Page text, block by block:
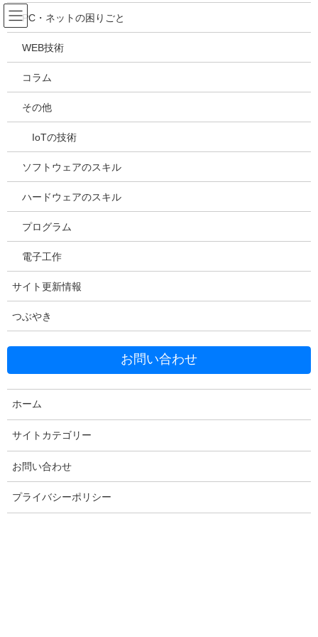
コ
ン
テ
ツ
ス
ッ
ナ
ビ
ゲ
シ
ン
移
吉川万能ＩＴ研究所
メディア
HOME
2019年5月16日
20190516203840
Facebook
Copy
コメントを残す
PC・ネットの困りごと
WEB技術
コラム
その他
IoTの技術
ソフトウェアのスキル
ハードウェアのスキル
プログラム
電子工作
サイト更新情報
つぶやき
お問い合わせ
ホーム
サイトカテゴリー
お問い合わせ
プライバシーポリシー